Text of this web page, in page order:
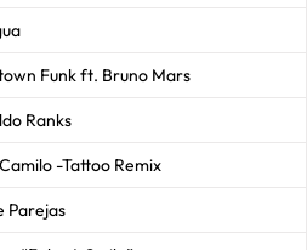
Funk ft. Bruno Mars
Ranks
-Tattoo Remix
Parejas